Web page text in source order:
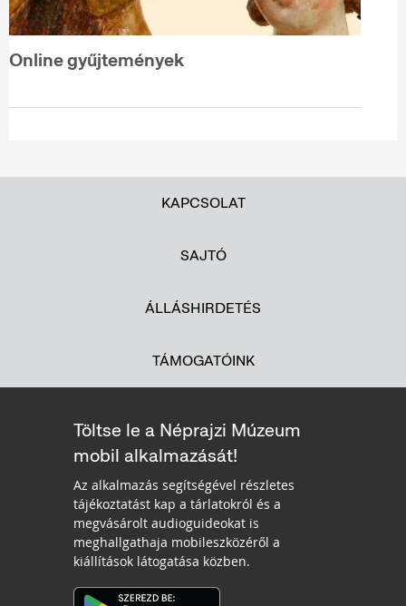
Online gyűjtemények
KAPCSOLAT
SAJTÓ
ÁLLÁSHIRDETÉS
TÁMOGATÓINK
Töltse le a Néprajzi Múzeum
mobil alkalmazását!
Az alkalmazás segítségével részletes
tájékoztatást kap a tárlatokról és a
megvásárolt audioguideokat is
meghallgathaja mobileszközéről a
kiállítások látogatása közben.